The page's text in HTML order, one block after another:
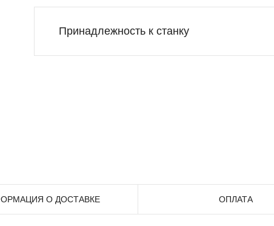
Принадлежность к станку
О ДОСТАВКЕ ОПЛАТА